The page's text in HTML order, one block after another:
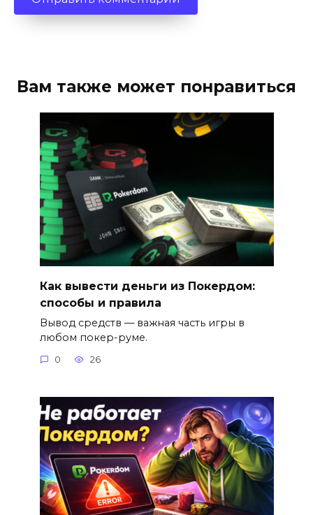
Вам также может понравиться
Как вывести деньги из Покердом:
способы и правила
Вывод средств — важная часть игры в
любом покер-руме.
0 26